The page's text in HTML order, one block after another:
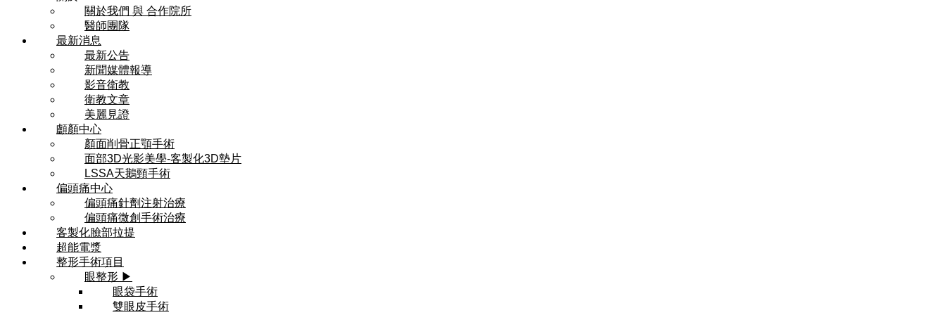
關於我們 與 合作院所
醫師團隊
最新消息
最新公告
新聞媒體報導
影音衛教
衛教文章
美麗見證
顱顏中心
顏面削骨正顎手術
面部3D光影美學-客製化3D墊片
LSSA天鵝頸手術
偏頭痛中心
偏頭痛針劑注射治療
偏頭痛微創手術治療
客製化臉部拉提
超能電漿
整形手術項目
眼整形 ▶
眼袋手術
雙眼皮手術